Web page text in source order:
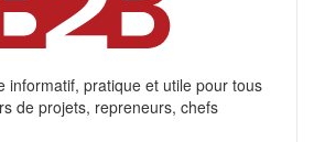
informatif, pratique et utile pour tous
de projets, repreneurs, chefs